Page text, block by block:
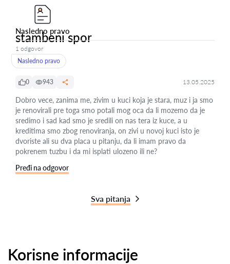
Nasledno pravo
stambeni spor
1 odgovor
Nasledno pravo
0 943 13.05.2025
Dobro vece, zanima me, zivim u kuci koja je stara, muz i ja smo
je renovirali pre toga smo potali mog oca da li mozemo da je
sredimo i sad kad smo je sredili on nas tera iz kuce, a u
kreditima smo zbog renoviranja, on zivi u novoj kuci isto je
dvoriste ali su dva placa u pitanju, da li imam pravo da
pokrenem tuzbu i da mi isplati ulozeno ili ne?
Pređi na odgovor
Sva pitanja
Korisne informacije